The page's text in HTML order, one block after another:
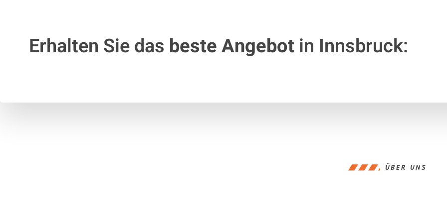
Erhalten Sie das beste Angebotin Innsbruck:
ÜBER UNS